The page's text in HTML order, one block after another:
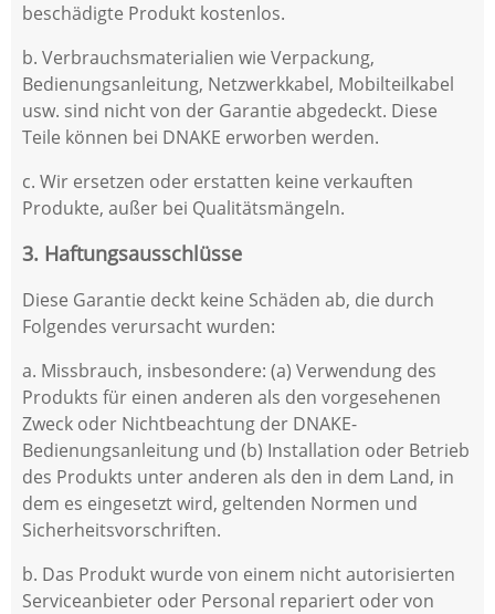
beschädigte Produkt kostenlos.
b. Verbrauchsmaterialien wie Verpackung,
Bedienungsanleitung, Netzwerkkabel, Mobilteilkabel
usw. sind nicht von der Garantie abgedeckt. Diese
Teile können bei DNAKE erworben werden.
c. Wir ersetzen oder erstatten keine verkauften
Produkte, außer bei Qualitätsmängeln.
3. Haftungsausschlüsse
Diese Garantie deckt keine Schäden ab, die durch
Folgendes verursacht wurden:
a. Missbrauch, insbesondere: (a) Verwendung des
Produkts für einen anderen als den vorgesehenen
Zweck oder Nichtbeachtung der DNAKE-
Bedienungsanleitung und (b) Installation oder Betrieb
des Produkts unter anderen als den in dem Land, in
dem es eingesetzt wird, geltenden Normen und
Sicherheitsvorschriften.
b. Das Produkt wurde von einem nicht autorisierten
Serviceanbieter oder Personal repariert oder von